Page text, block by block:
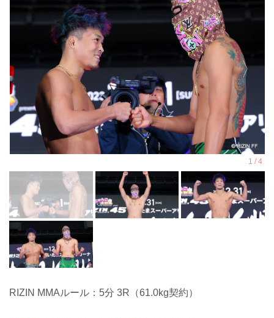
RIZIN MMAルール：5分 3R（61.0kg契約）